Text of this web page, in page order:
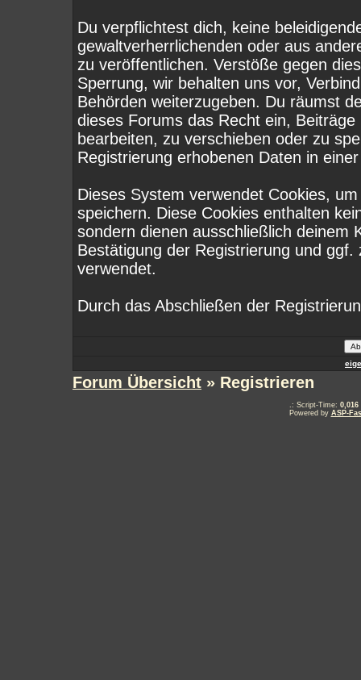
Du verpflichtest dich, keine
gewaltverherrlichenden oder aus
zu veröffentlichen. Verstöße gegen
Sperrung, wir behalten uns vor,
Behörden weiterzugeben. Du räumst
dieses Forums das Recht ein,
bearbeiten, zu verschieben oder zu
Registrierung erhobenen Daten in
Dieses System verwendet Cookies,
speichern. Diese Cookies enthalten
sondern dienen ausschließlich deinem
Bestätigung der Registrierung und
verwendet.
Durch das Abschließen der
Forum Übersicht » Registrieren
.: Script-Time: 0,016
Powered by ASP-